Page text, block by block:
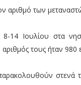
αριθμό των
14 Ιουλίου στα
τους ήταν 980
στενά